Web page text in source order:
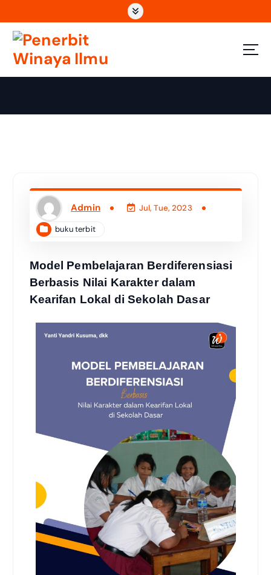
Wahana Insan Berkarya & Berbagi Ilmu
Admin Jul, Tue, 2023
buku terbit
Model Pembelajaran Berdiferensiasi
Berbasis Nilai Karakter dalam
Kearifan Lokal di Sekolah Dasar